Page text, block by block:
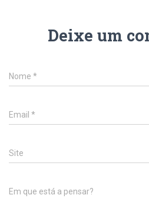
Deixe um
Nome *
Email *
Site
Em que está a pensar?